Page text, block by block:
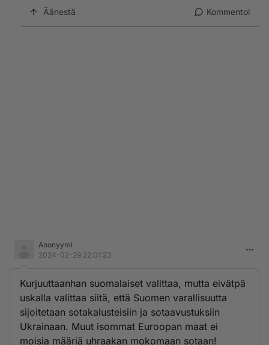
Äänestä Kommentoi
Anonyymi
2024-02-29 22:01:23
Kurjuuttaanhan suomalaiset valittaa, mutta eivätpä
uskalla valittaa siitä, että Suomen varallisuutta
sijoitetaan sotakalusteisiin ja sotaavustuksiin
Ukrainaan. Muut isommat Euroopan maat ei
moisia määriä uhraakan mokomaan sotaan!